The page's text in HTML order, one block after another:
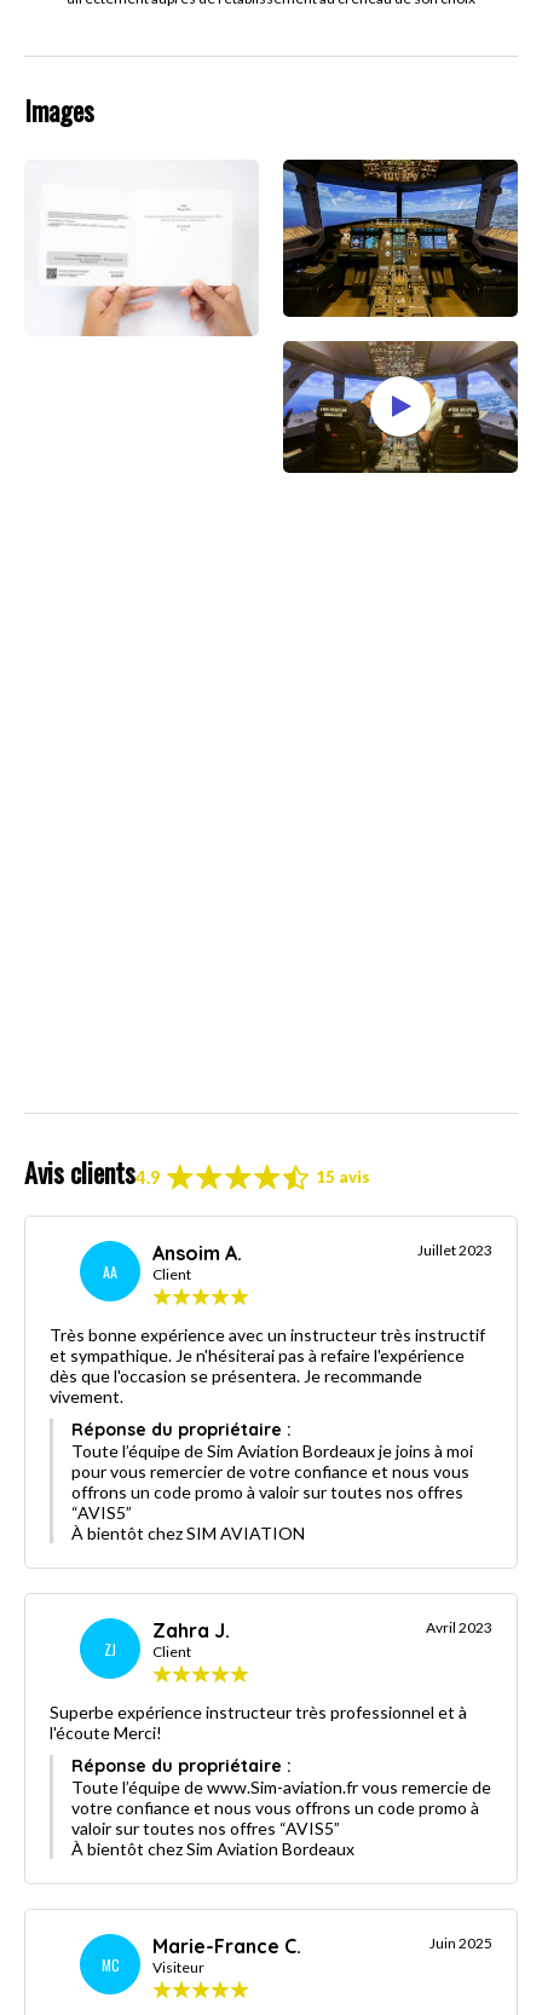
Images
Avis clients4.9 15 avis
AA
Ansoim A.
Client
Juillet 2023
Très bonne expérience avec un instructeur très instructif
et sympathique. Je n'hésiterai pas à refaire l'expérience
dès que l'occasion se présentera. Je recommande
vivement.
Réponse du propriétaire :
Toute l’équipe de Sim Aviation Bordeaux je joins à moi
pour vous remercier de votre confiance et nous vous
offrons un code promo à valoir sur toutes nos offres
“AVIS5”
À bientôt chez SIM AVIATION
ZJ
Zahra J.
Client
Avril 2023
Superbe expérience instructeur très professionnel et à
l'écoute Merci!
Réponse du propriétaire :
Toute l’équipe de www.Sim-aviation.fr vous remercie de
votre confiance et nous vous offrons un code promo à
valoir sur toutes nos offres “AVIS5”
À bientôt chez Sim Aviation Bordeaux
MC
Marie-France C.
Visiteur
Juin 2025